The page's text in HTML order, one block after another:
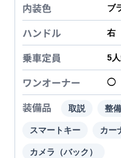
内装色 ブ
ハンドル 右
乗車定員 5
ワンオーナー ◯
装備品 取説 整
スマートキー カー
カメラ（バック）